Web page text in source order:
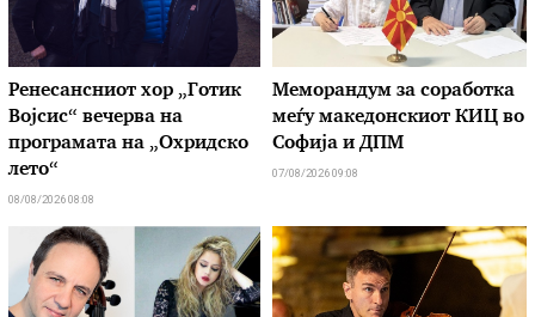
Ренесансниот хор „Готик
Војсис“ вечерва на
програмата на „Охридско
лето“
08/08/2026 08:08
Меморандум за соработка
меѓу македонскиот КИЦ во
Софија и ДПМ
07/08/2026 09:08